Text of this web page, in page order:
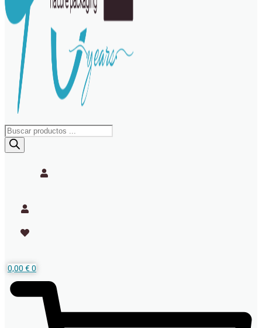
Búsqueda
de
productos
0,00 €0